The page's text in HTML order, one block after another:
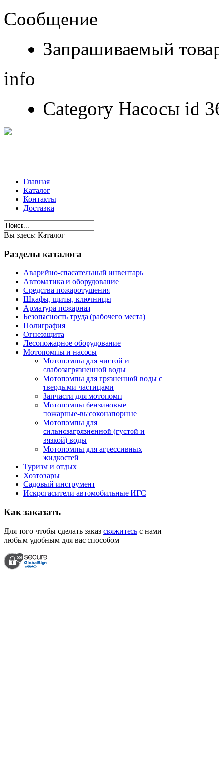
Сообщение
Запрашиваемый
info
Category Насосы id
Главная
Каталог
Контакты
Доставка
Вы здесь: Каталог
Разделы каталога
Аварийно-спасательный инвентарь
Автоматика и оборудование
Средства пожаротушения
Шкафы, щиты, ключницы
Арматура пожарная
Безопасность труда (рабочего места)
Полиграфия
Огнезащита
Лесопожарное оборудование
Мотопомпы и насосы
Мотопомпы для чистой и
слабозагрязненной воды
Мотопомпы для грязненной воды с
твердыми частицами
Запчасти для мотопомп
Мотопомпы бензиновые
пожарные-высоконапорные
Мотопомпы для
сильнозагрязненной (густой и
вязкой) воды
Мотопомпы для агрессивных
жидкостей
Туризм и отдых
Хозтовары
Садовый инструмент
Искрогасители автомобильные ИГС
Как заказать
Для того чтобы сделать заказ свяжитесь с нами
любым удобным для вас способом